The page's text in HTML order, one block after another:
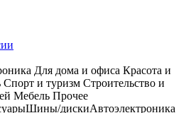
Для дома и офиса Красота и
Спорт и туризм Строительство и
Мебель Прочее
Шины/дискиАвтоэлектроника